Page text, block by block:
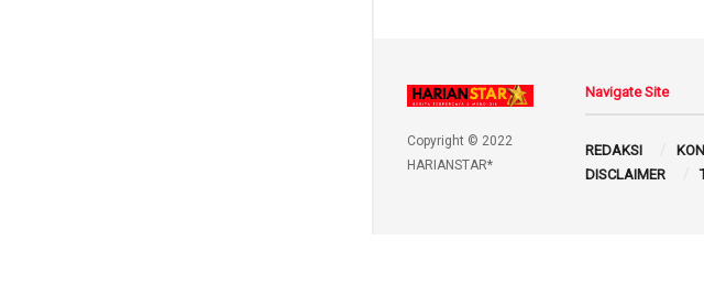
Copyright © 2022
HARIANSTAR*
Navigate Site
REDAKSI
DISCLAIMER